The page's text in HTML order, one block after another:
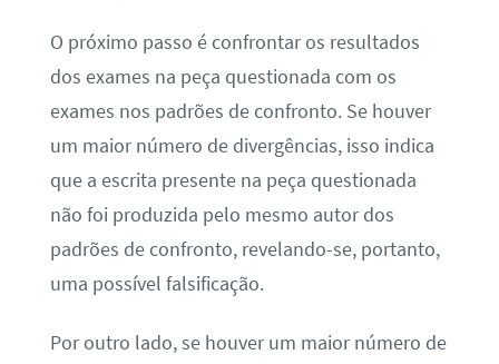
O próximo passo é confrontar os resultados
dos exames na peça questionada com os
exames nos padrões de confronto. Se houver
um maior número de divergências, isso indica
que a escrita presente na peça questionada
não foi produzida pelo mesmo autor dos
padrões de confronto, revelando-se, portanto,
uma possível falsificação.
Por outro lado, se houver um maior número de